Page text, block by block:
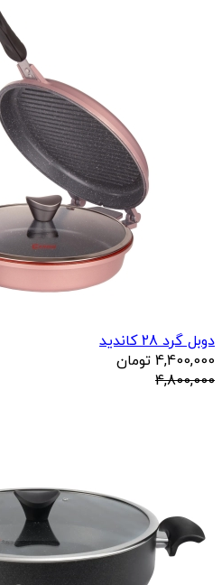
دوبل گرد 28 کاندید
4,400,000 تومان
4,800,000